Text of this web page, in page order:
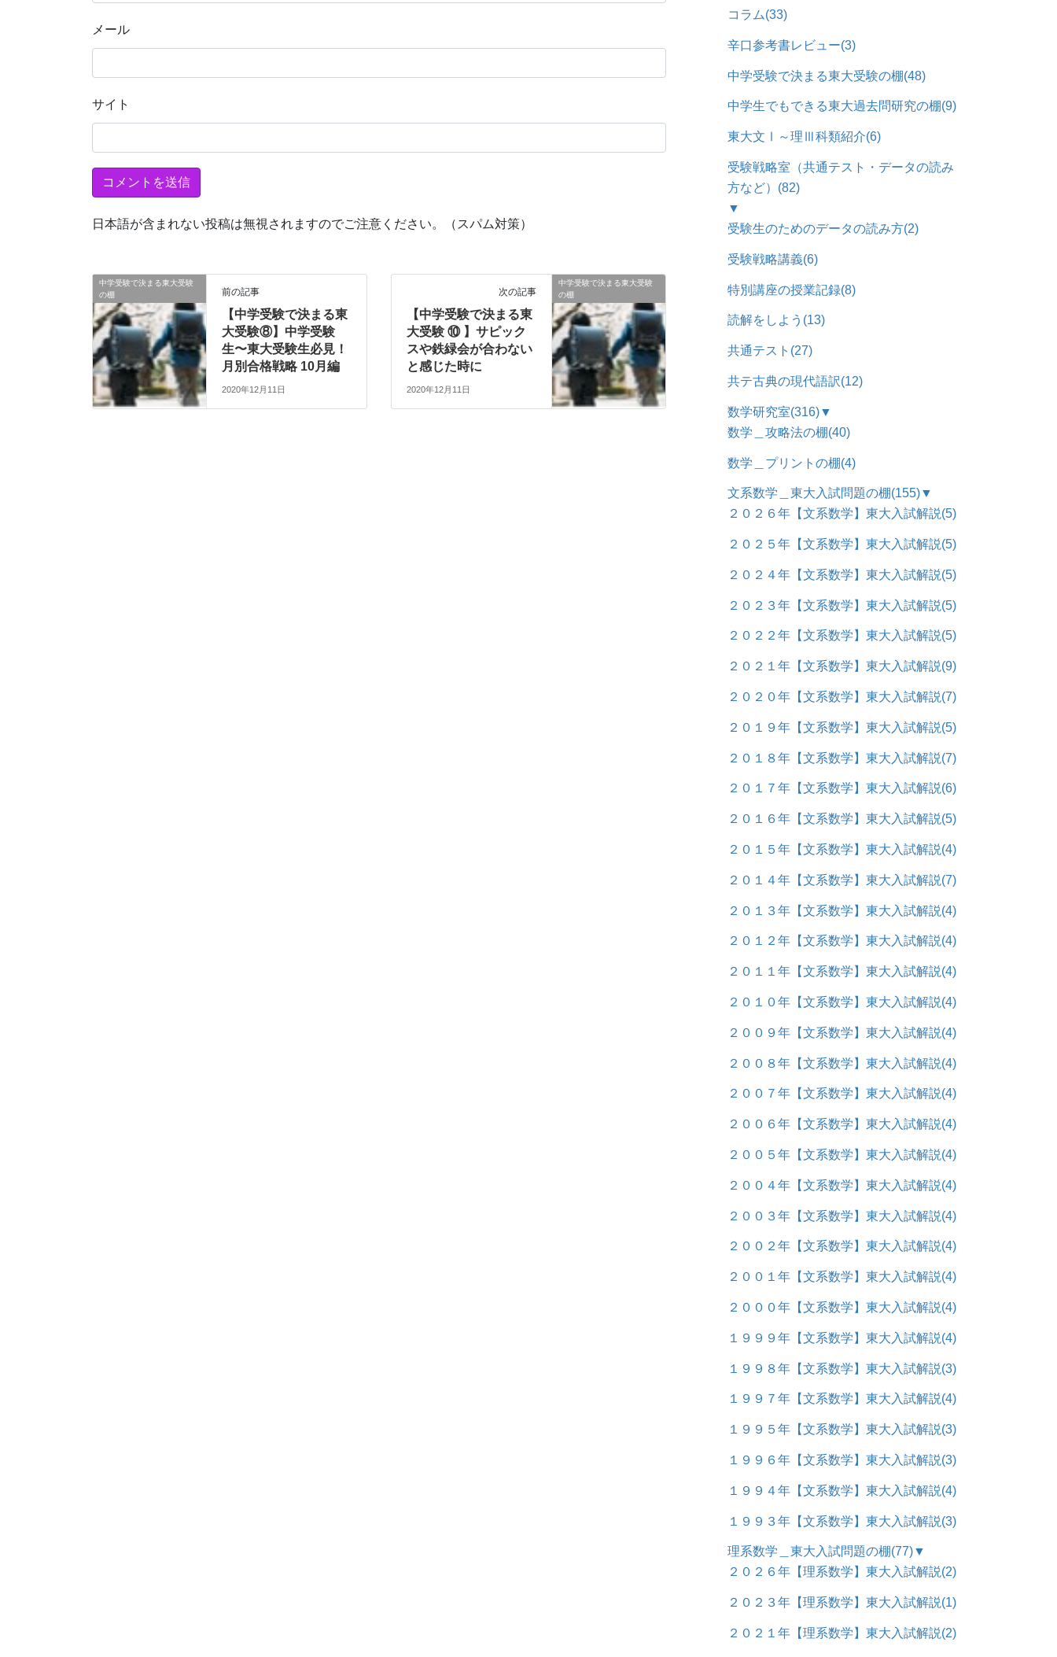
メール
サイト
日本語が含まれない投稿は無視されますのでご注意ください。（スパム対策）
中学受験で決まる東大受験
の棚
前の記事
【中学受験で決まる東
大受験⑧】中学受験
生〜東大受験生必見！
月別合格戦略 10月編
2020年12月11日
中学受験で決まる東大受験
の棚
次の記事
【中学受験で決まる東
大受験 ⑩ 】サピック
スや鉄緑会が合わない
と感じた時に
2020年12月11日
コラム(33)
辛口参考書レビュー(3)
中学受験で決まる東大受験の棚(48)
中学生でもできる東大過去問研究の棚(9)
東大文Ⅰ～理Ⅲ科類紹介(6)
受験戦略室（共通テスト・データの読み
方など） (82)
▼
受験生のためのデータの読み方(2)
受験戦略講義(6)
特別講座の授業記録(8)
読解をしよう (13)
共通テスト (27)
共テ古典の現代語訳(12)
数学研究室(316)▼
数学＿攻略法の棚(40)
数学＿プリントの棚(4)
文系数学＿東大入試問題の棚(155)▼
２０２６年【文系数学】東大入試解説(5)
２０２５年【文系数学】東大入試解説(5)
２０２４年【文系数学】東大入試解説(5)
２０２３年【文系数学】東大入試解説(5)
２０２２年【文系数学】東大入試解説(5)
２０２１年【文系数学】東大入試解説(9)
２０２０年【文系数学】東大入試解説(7)
２０１９年【文系数学】東大入試解説(5)
２０１８年【文系数学】東大入試解説(7)
２０１７年【文系数学】東大入試解説(6)
２０１６年【文系数学】東大入試解説(5)
２０１５年【文系数学】東大入試解説(4)
２０１４年【文系数学】東大入試解説(7)
２０１３年【文系数学】東大入試解説(4)
２０１２年【文系数学】東大入試解説(4)
２０１１年【文系数学】東大入試解説(4)
２０１０年【文系数学】東大入試解説(4)
２００９年【文系数学】東大入試解説(4)
２００８年【文系数学】東大入試解説(4)
２００７年【文系数学】東大入試解説(4)
２００６年【文系数学】東大入試解説(4)
２００５年【文系数学】東大入試解説(4)
２００４年【文系数学】東大入試解説(4)
２００３年【文系数学】東大入試解説(4)
２００２年【文系数学】東大入試解説(4)
２００１年【文系数学】東大入試解説(4)
２０００年【文系数学】東大入試解説(4)
１９９９年【文系数学】東大入試解説(4)
１９９８年【文系数学】東大入試解説(3)
１９９７年【文系数学】東大入試解説(4)
１９９５年【文系数学】東大入試解説(3)
１９９６年【文系数学】東大入試解説(3)
１９９４年【文系数学】東大入試解説(4)
１９９３年【文系数学】東大入試解説(3)
理系数学＿東大入試問題の棚(77)▼
２０２６年【理系数学】東大入試解説(2)
２０２３年【理系数学】東大入試解説(1)
２０２１年【理系数学】東大入試解説(2)